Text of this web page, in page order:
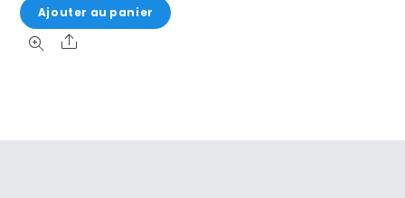
Ajouter au panier
Share